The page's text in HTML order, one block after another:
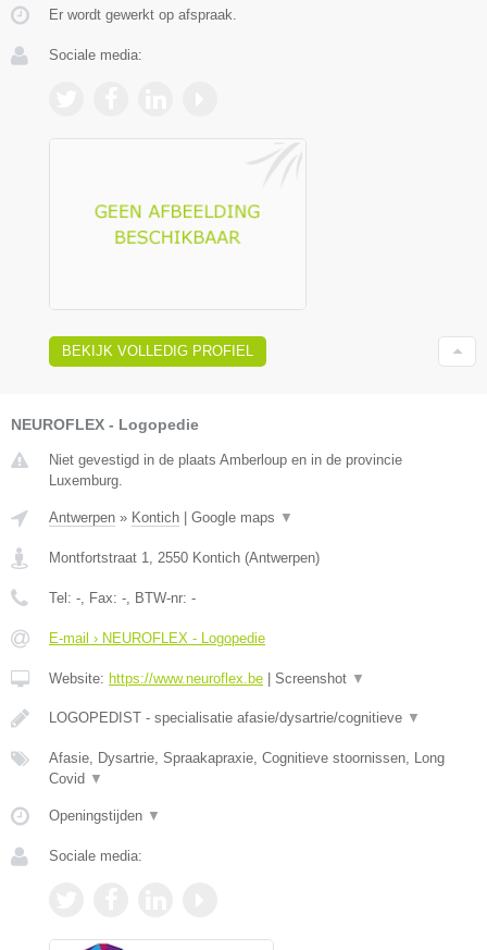
Er wordt gewerkt op afspraak.
Sociale media:
BEKIJK VOLLEDIG PROFIEL
NEUROFLEX - Logopedie
Niet gevestigd in de plaats Amberloup en in de provincie
Luxemburg.
Antwerpen » Kontich Google maps ▼
Montfortstraat 1, 2550 Kontich (Antwerpen)
Tel: -, Fax: -, BTW-nr: -
E-mail › NEUROFLEX - Logopedie
Website: https://www.neuroflex.be Screenshot ▼
LOGOPEDIST - specialisatie afasie/dysartrie/cognitieve ▼
Afasie, Dysartrie, Spraakapraxie, Cognitieve stoornissen, Long
Covid ▼
Openingstijden ▼
Sociale media: